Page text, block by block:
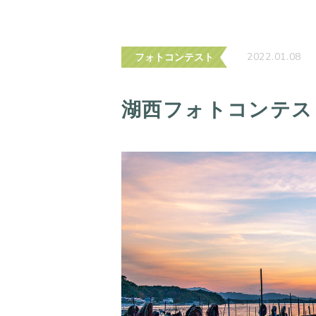
フォトコンテスト 2022.01.08
湖西フォトコンテ